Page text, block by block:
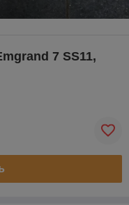
7 SS11,